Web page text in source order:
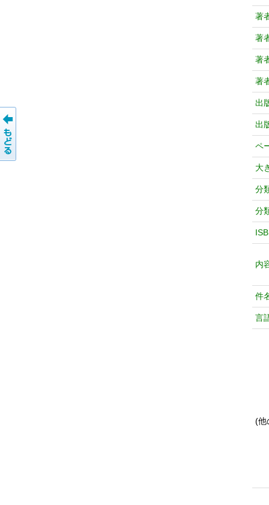
著
著
著
著
出
出
ペ
大
分
分
内
件
言
(他